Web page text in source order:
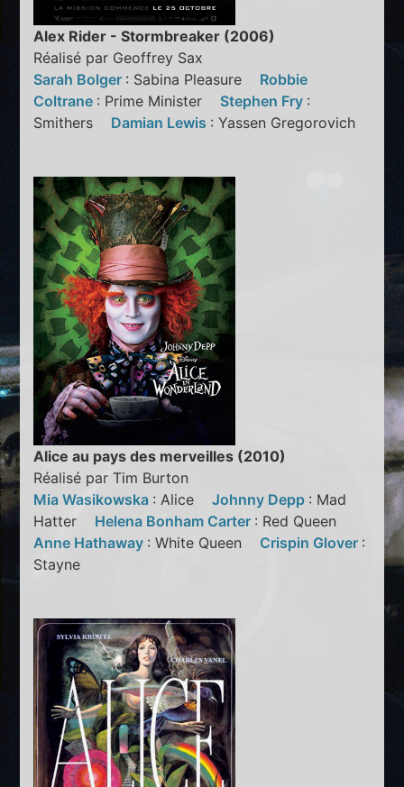
Alex Rider - Stormbreaker (2006)
Réalisé par Geoffrey Sax
Sarah Bolger : Sabina Pleasure Robbie
Coltrane : Prime Minister Stephen Fry :
Smithers Damian Lewis : Yassen Gregorovich
Alice au pays des merveilles (2010)
Réalisé par Tim Burton
Mia Wasikowska : AliceJohnny Depp : Mad
Hatter Helena Bonham Carter : Red Queen
Anne Hathaway : White Queen Crispin Glover :
Stayne